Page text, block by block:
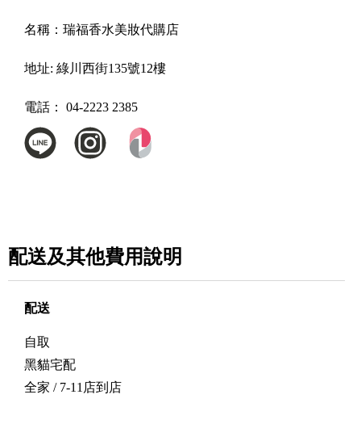
名稱： 瑞福香水美妝代購店
地址: 綠川西街135號12樓
電話： 04-2223 2385
配送及其他費用說明
配送
自取
黑貓宅配
全家 / 7-11店到店